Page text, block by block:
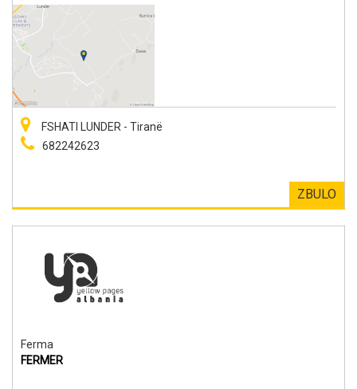
FSHATI LUNDER - Tiranë
682242623
ZBULO
Ferma
FERMER